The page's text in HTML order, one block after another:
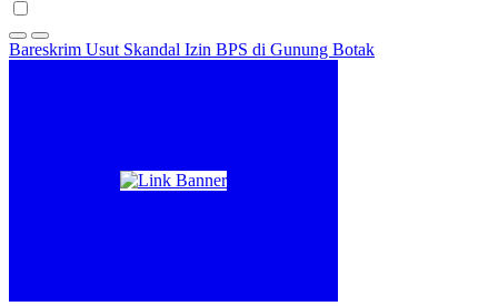
Bareskrim Usut Skandal Izin BPS di Gunung Botak